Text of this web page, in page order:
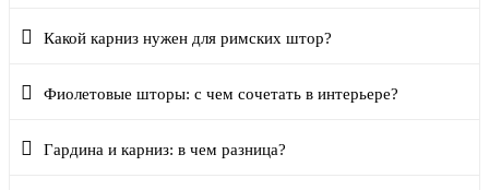
Какой карниз нужен для римских штор?
Фиолетовые шторы: с чем сочетать в интерьере?
Гардина и карниз: в чем разница?